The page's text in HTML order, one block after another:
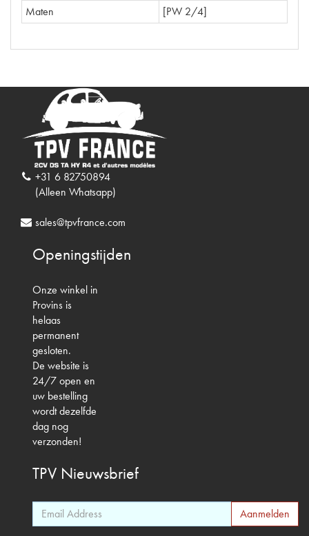
Maten
[PW 2/4]
+31 6 82750894
(Alleen Whatsapp)
sales@tpvfrance.com
Openingstijden
Onze winkel in
Provins is
helaas
permanent
gesloten.
De website is
24/7 open en
uw bestelling
wordt dezelfde
dag nog
verzonden!
TPV Nieuwsbrief